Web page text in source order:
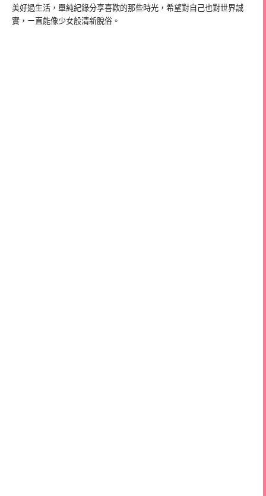
美好過生活，單純紀錄分享喜歡的那些時光，希望對自己也對世界誠
實，ㄧ直能像少女般清新脫俗。